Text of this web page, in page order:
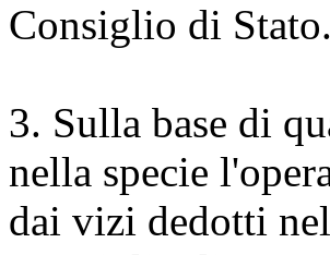
Consiglio di Stato.
3. Sulla base di
nella specie
dai vizi dedotti